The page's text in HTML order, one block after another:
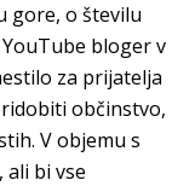
gore, o številu
bloger v
za prijatelja
občinstvo,
V objemu s
bi vse